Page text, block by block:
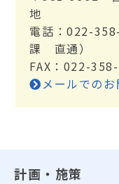
地
電話：022-
課 直通）
FAX：022-
メールでの
計画・施策